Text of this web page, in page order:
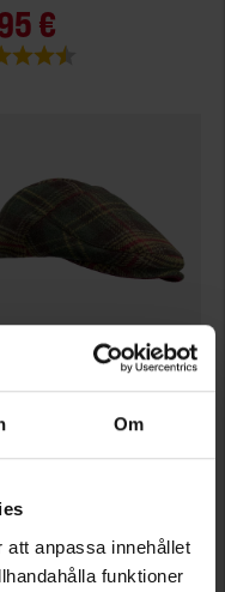
Om
att anpassa innehållet
funktioner
€
Dundee